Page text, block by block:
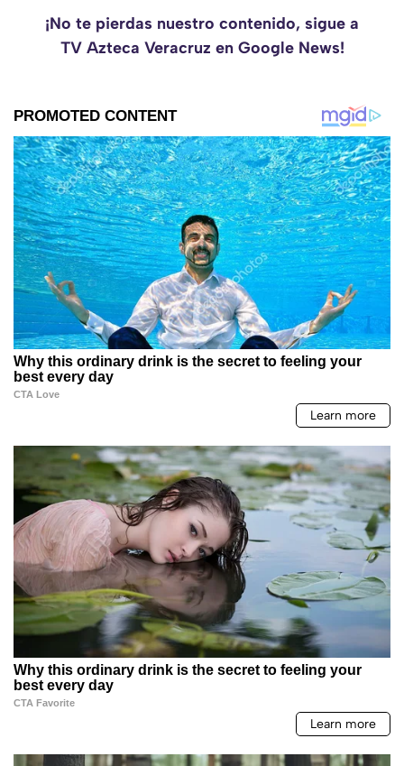
¡No te pierdas nuestro contenido, sigue a
TV Azteca Veracruz en Google News!